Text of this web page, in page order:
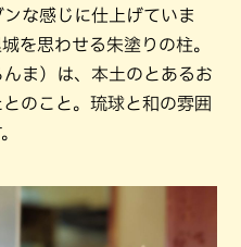
な感じに仕上げていま
を思わせる朱塗りの柱。
ま）は、本土のとあるお
のこと。琉球と和の雰囲